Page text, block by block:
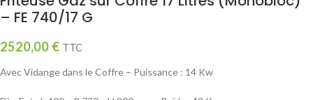
– FE 740/17 G
2520,00 € TTC
Avec Vidange dans le Coffre – Puissance : 14 Kw